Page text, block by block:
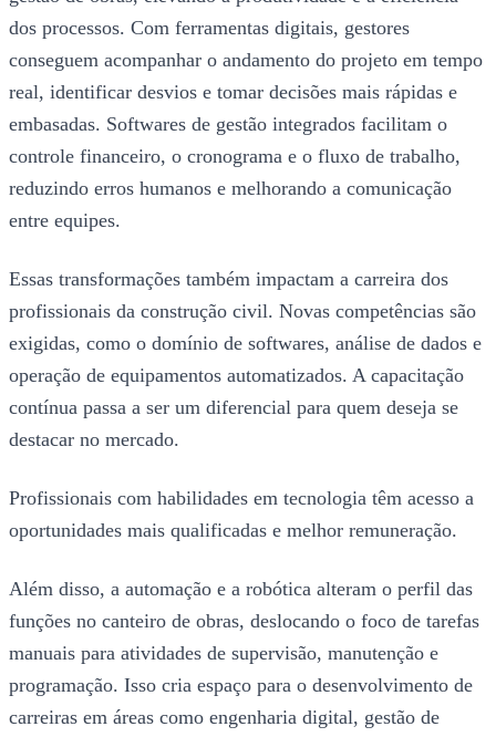
dos processos. Com ferramentas digitais, gestores
conseguem acompanhar o andamento do projeto em tempo
real, identificar desvios e tomar decisões mais rápidas e
embasadas. Softwares de gestão integrados facilitam o
controle financeiro, o cronograma e o fluxo de trabalho,
reduzindo erros humanos e melhorando a comunicação
entre equipes.
Essas transformações também impactam a carreira dos
profissionais da construção civil. Novas competências são
exigidas, como o domínio de softwares, análise de dados e
operação de equipamentos automatizados. A capacitação
contínua passa a ser um diferencial para quem deseja se
destacar no mercado.
Profissionais com habilidades em tecnologia têm acesso a
oportunidades mais qualificadas e melhor remuneração.
Além disso, a automação e a robótica alteram o perfil das
funções no canteiro de obras, deslocando o foco de tarefas
manuais para atividades de supervisão, manutenção e
programação. Isso cria espaço para o desenvolvimento de
carreiras em áreas como engenharia digital, gestão de